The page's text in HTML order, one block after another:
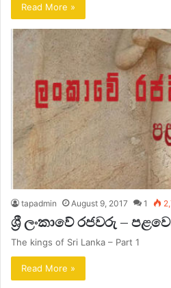
Read More »
tapadmin August 9, 2017 1
ශ්‍රී ලංකාවේ රජවරු –
The kings of Sri Lanka – Part 1
Read More »